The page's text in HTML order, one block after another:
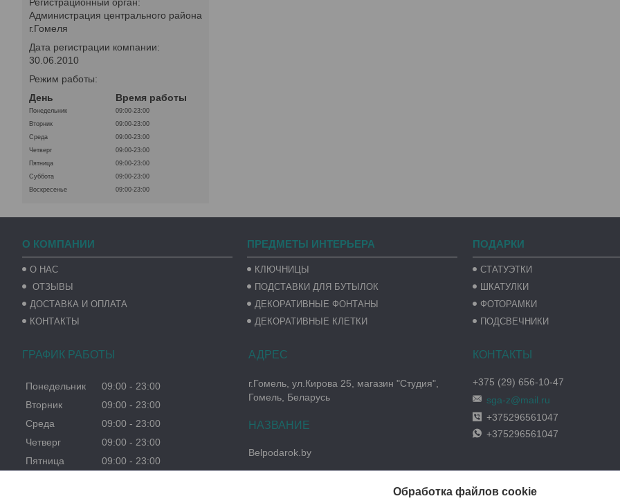
Администрация центрального района
г.Гомеля
Дата регистрации компании:
30.06.2010
Режим работы:
День
Время работы
Понедельник
09:00-23:00
Вторник
09:00-23:00
Среда
09:00-23:00
Четверг
09:00-23:00
Пятница
09:00-23:00
Суббота
09:00-23:00
Воскресенье
09:00-23:00
О КОМПАНИИ
О НАС
ОТЗЫВЫ
ДОСТАВКА И ОПЛАТА
КОНТАКТЫ
ПРЕДМЕТЫ ИНТЕРЬЕРА
КЛЮЧНИЦЫ
ПОДСТАВКИ ДЛЯ БУТЫЛОК
ДЕКОРАТИВНЫЕ ФОНТАНЫ
ДЕКОРАТИВНЫЕ КЛЕТКИ
ПОДАРКИ
СТАТУЭТКИ
ШКАТУЛКИ
ФОТОРАМКИ
ПОДСВЕЧНИКИ
ГРАФИК РАБОТЫ
Понедельник 09:00
23:00
Вторник
09:00
23:00
Среда
09:00
23:00
Четверг
09:00
23:00
Пятница
09:00
23:00
г.Гомель, ул.Кирова 25, магазин "Студия",
Гомель, Беларусь
Belpodarok.by
+375 (29) 656-10-47
sga-z@mail.ru
+375296561047
+375296561047
Обработка файлов cookie